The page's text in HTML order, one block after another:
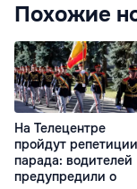
Похожие
На Телецентре
пройдут репетиции
парада: водителей
предупредили о